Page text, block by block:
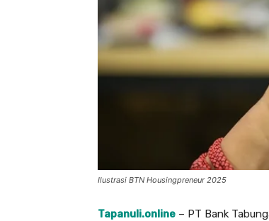
Ilustrasi BTN Housingpreneur 2025
Tapanuli.online – PT Bank